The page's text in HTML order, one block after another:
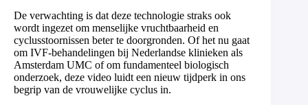
De verwachting is dat deze technologie straks ook
wordt ingezet om menselijke vruchtbaarheid en
cyclusstoornissen beter te doorgronden. Of het nu gaat
om IVF-behandelingen bij Nederlandse klinieken als
Amsterdam UMC of om fundamenteel biologisch
onderzoek, deze video luidt een nieuw tijdperk in ons
begrip van de vrouwelijke cyclus in.